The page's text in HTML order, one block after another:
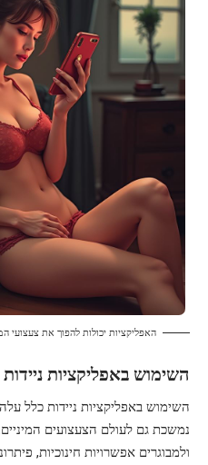
האפליקציות יכולות להפוך את צעצועי
השימוש באפליקציות
השימוש באפליקציות ניידות כלל
נמשכת גם לעולם הצעצועים
ולמבוגרים אפשרויות חינוכיות,